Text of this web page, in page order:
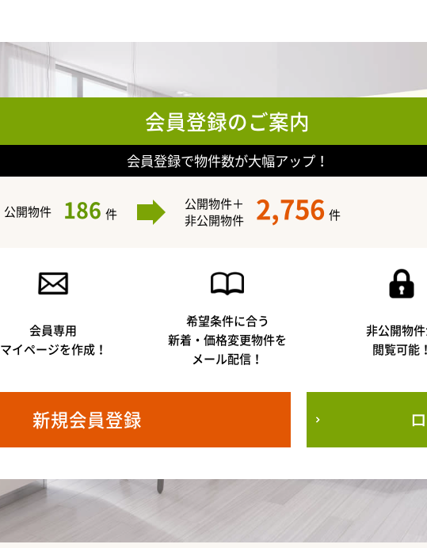
会員登録のご案内
会員登録で物件数が大幅アップ！
公開物件 186 件
公開物件＋
非公開物件
2,756 件
会員専用
マイページを作成！
希望条件に合う
新着・価格変更物件を
メール配信！
非公開物
閲覧可能！
新規会員登録